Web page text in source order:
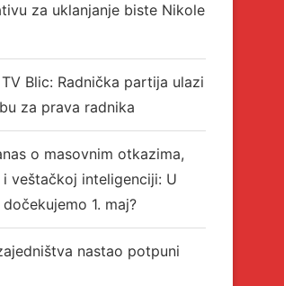
za uklanjanje biste Nikole
Blic: Radnička partija ulazi
za prava radnika
o masovnim otkazima,
veštačkoj inteligenciji: U
1. maj?
nastao potpuni